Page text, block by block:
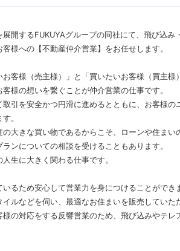
開するFUKUYAグループの同社にて、飛び込み
様への【不動産仲介営業】をお任せします。
客様（売主様）」と「買いたいお客様（買主様
様の想いを繋ぐことが仲介営業の仕事です。
取引を安全かつ円滑に進めるとともに、お客様の
。
大きな買い物であるからこそ、ローンや住まい
ンについての相談を受けることもあります。
生に大きく関わる仕事です。
るため安心して営業力を身につけることができ
ルなどを伺い、最適なお住まいを販売していた
様の対応をする反響営業のため、飛び込みやテレ